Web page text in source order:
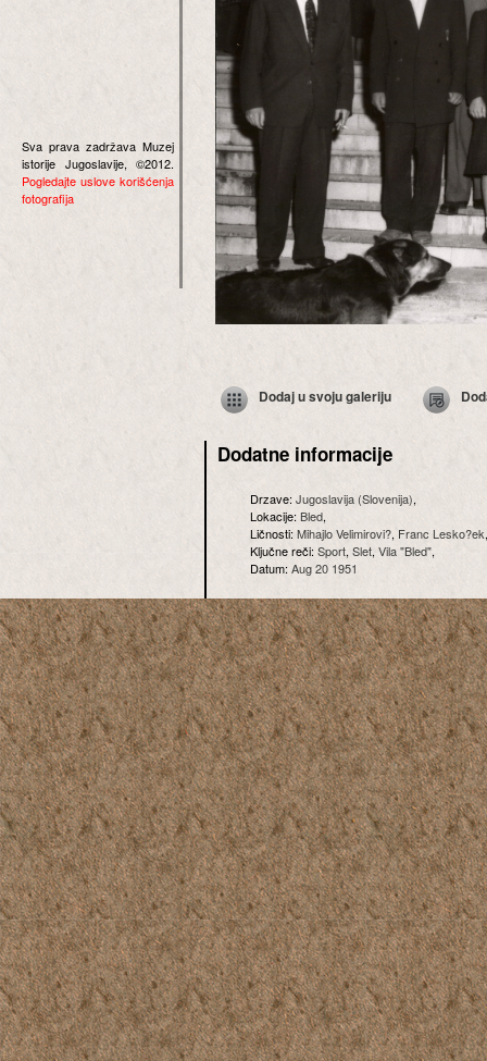
Sva prava zadržava Muzej
istorije Jugoslavije, ©2012.
Pogledajte uslove korišćenja
fotografija
Dodaj u svoju galeriju
Dodatne informacije
Drzave:Jugoslavija (Slovenija),
Lokacije:Bled,
Ličnosti:Mihajlo Velimirovi?, Franc Lesko?ek
Ključne reči:Sport, Slet, Vila "Bled",
Datum:Aug 20 1951